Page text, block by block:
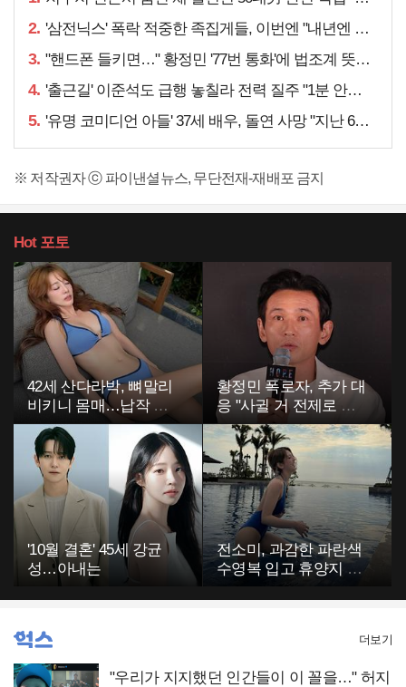
2. '삼전닉스' 폭락 적중한 족집게들, 이번엔 "내년엔 더욱…"
3. "핸드폰 들키면…" 황정민 '77번 통화'에 법조계 뜻밖 예언
4. '출근길' 이준석도 급행 놓칠라 전력 질주 "1분 안에…"
5. '유명 코미디언 아들' 37세 배우, 돌연 사망 "지난 6월에도…"
※ 저작권자 ⓒ 파이낸셜뉴스, 무단전재-재배포 금지
Hot포토
42세 산다라박, 뼈말리
비키니 몸매…납작 복
부에 깜짝
황정민 폭로자, 추가 대
응 "사귈 거 전제로 하
고…"
'10월 결혼' 45세 강균
성…아내는
전소미, 과감한 파란색
수영복 입고 휴양지 포
"우리가 지지했던 인간들이 이 꼴을…" 허지
더보기